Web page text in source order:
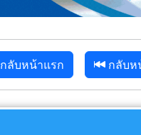
กลับหน้าแรก กลับห